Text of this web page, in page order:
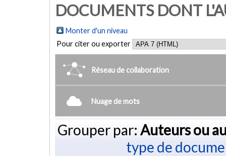
DOCUMENTS DONT
Monter d'un niveau
Pour citer ou exporter
Réseau de collaboration
Nuage de mots
Grouper par: Auteurs ou
type de